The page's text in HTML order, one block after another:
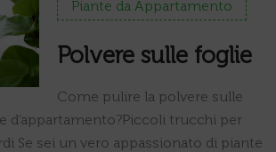
Piante da Appartamento
Polvere sulle foglie
Come pulire la polvere sulle
d’appartamento?Piccoli trucchi per
Se sei un vero appassionato di piante